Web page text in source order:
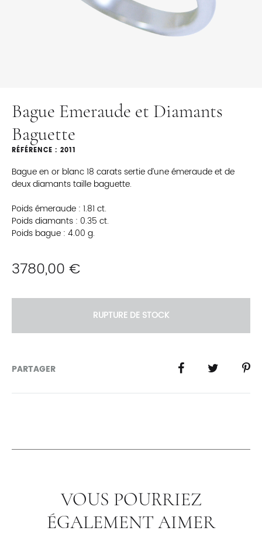
Bague Emeraude et Diamants
Baguette
RÉFÉRENCE : 2011
Bague en or blanc 18 carats sertie d’une émeraude et de
deux diamants taille baguette.
Poids émeraude : 1.81 ct.
Poids diamants : 0.35 ct.
Poids bague : 4.00 g.
3780,00 €
RUPTURE DE STOCK
PARTAGER
VOUS POURRIEZ
ÉGALEMENT AIMER